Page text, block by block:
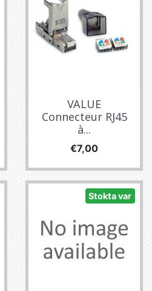
VALUE
Connecteur RJ45
à...
Fiyat
€7,00
Stokta var